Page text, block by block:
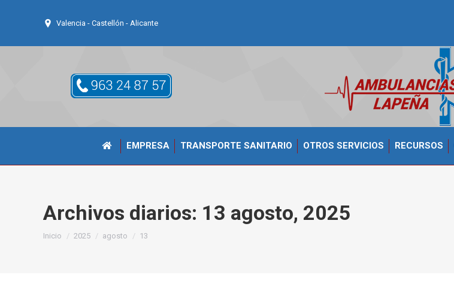
Valencia - Castellón - Alicante
EMPRESA TRANSPORTE SANITARIO OTROS SERVICIOS RECURSOS
Archivos diarios: 13 agosto, 2025
Estás aquí:
Inicio 2025 agosto 13